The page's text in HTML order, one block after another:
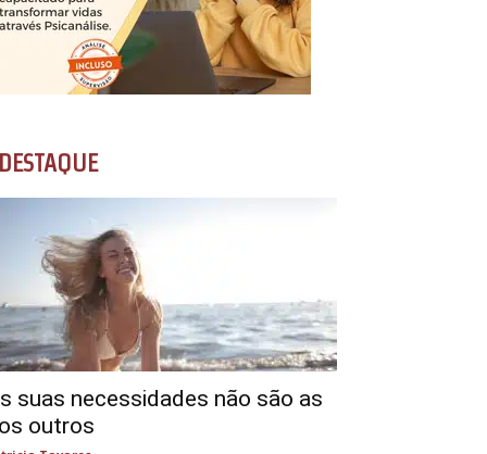
DESTAQUE
suas necessidades não são as
outros